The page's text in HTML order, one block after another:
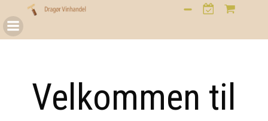
indhold
Velkommen til